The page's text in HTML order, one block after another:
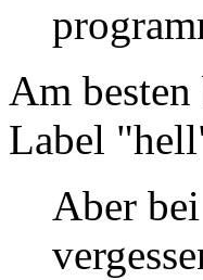
Am
Label
Aber